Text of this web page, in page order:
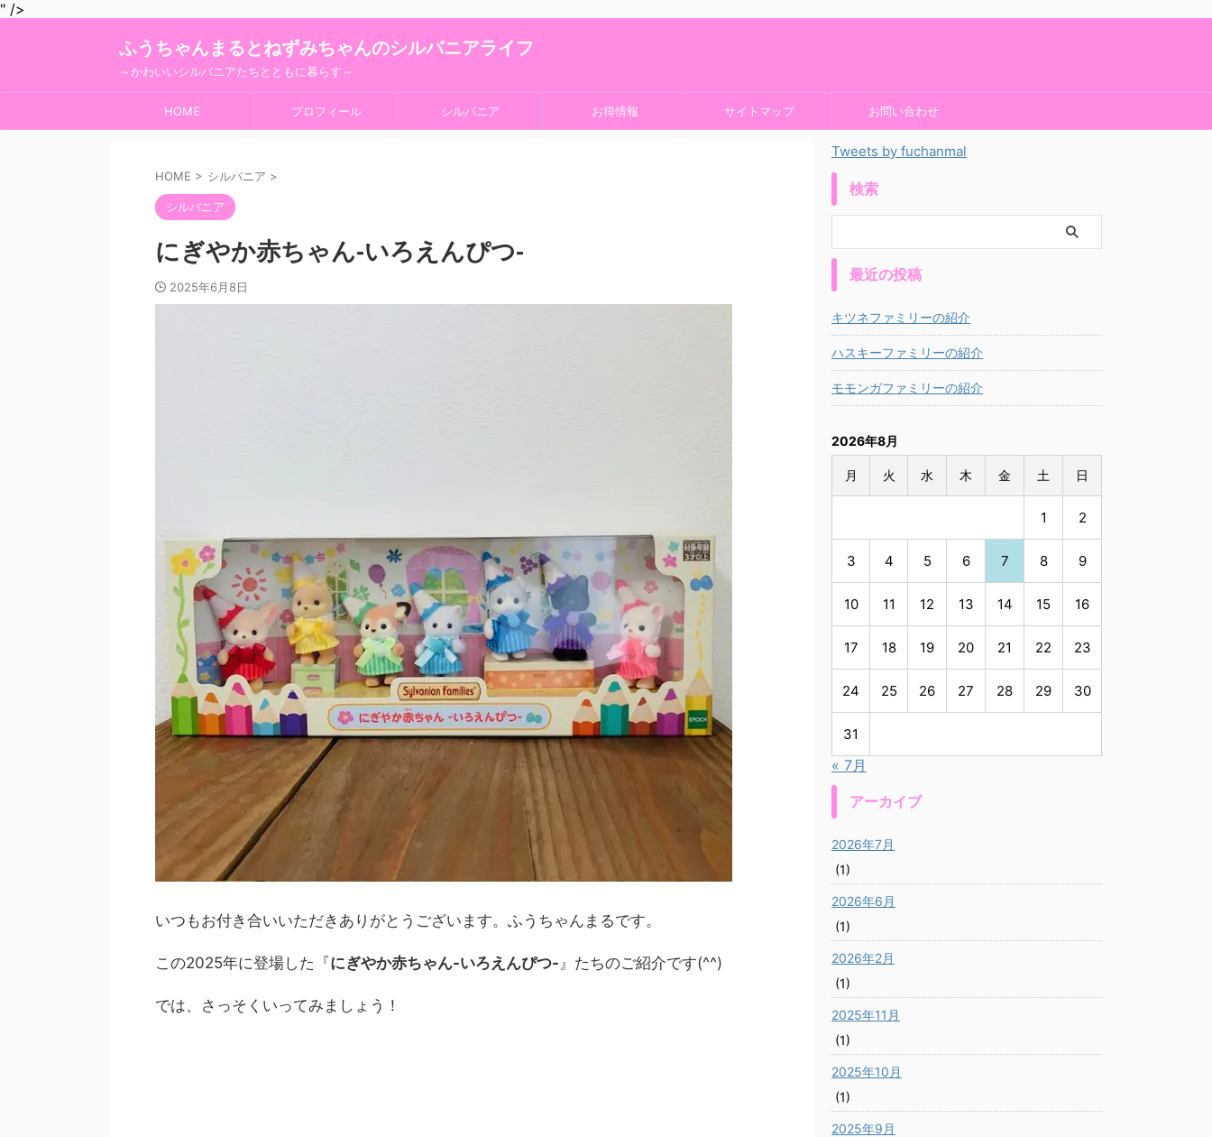
" />
ふうちゃんまるとねずみちゃんのシルバニアライフ
～かわいいシルバニアたちとともに暮らす～
HOME プロフィール シルバニア お得情報 サイトマップ お問い合わせ
HOME > シルバニア >
シルバニア
にぎやか赤ちゃん-いろえんぴつ-
2025年6月8日
いつもお付き合いいただきありがとうございます。ふうちゃんまるです。
この2025年に登場した『にぎやか赤ちゃん-いろえんぴつ-』たちのご紹介です(^^)
では、さっそくいってみましょう！
Tweets by fuchanmal
検索
最近の投稿
キツネファミリーの紹介
ハスキーファミリーの紹介
モモンガファミリーの紹介
2026年8月
月 火 水 木 金 土 日
1 2
3 4 5 6 7 8 9
10 11 12 13 14 15 16
17 18 19 20 21 22 23
24 25 26 27 28 29 30
31
« 7月
アーカイブ
2026年7月
(1)
2026年6月
(1)
2026年2月
(1)
2025年11月
(1)
2025年10月
(1)
2025年9月